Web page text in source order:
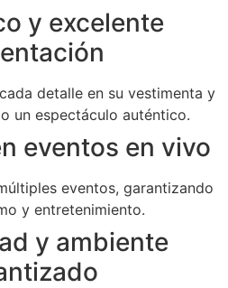
y excelente
detalle en su vestimenta y
un espectáculo auténtico.
eventos en vivo
eventos, garantizando
y entretenimiento.
y ambiente